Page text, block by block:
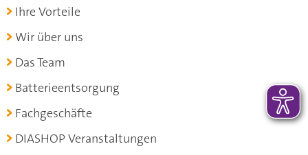
Ihre Vorteile
Wir über uns
Das Team
Batterieentsorgung
Fachgeschäfte
DIASHOP Veranstaltungen